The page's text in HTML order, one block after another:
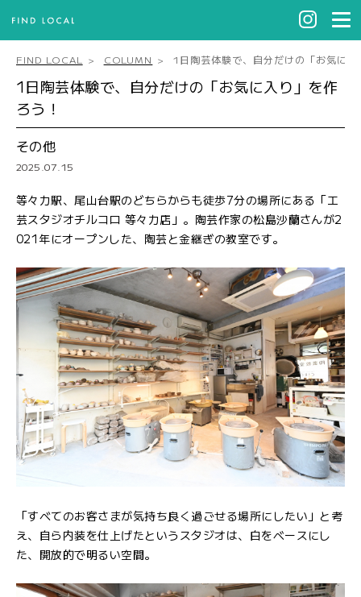
FIND LOCAL COLUMN 1日陶芸体験で、自分だけの「お気に
1日陶芸体験で、自分だけの「お気に入り」を作
ろう！
その他
2025.07.15
等々力駅、尾山台駅のどちらからも徒歩7分の場所にある「工
芸スタジオチルコロ 等々力店」。陶芸作家の松島沙蘭さんが2
021年にオープンした、陶芸と金継ぎの教室です。
「すべてのお客さまが気持ち良く過ごせる場所にしたい」と考
え、自ら内装を仕上げたというスタジオは、白をベースにし
た、開放的で明るい空間。